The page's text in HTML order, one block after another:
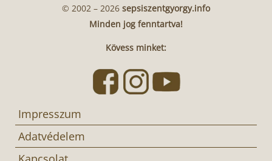
© 2002 – 2026 sepsiszentgyorgy.info
Minden jog fenntartva!
Kövess minket:
Impresszum
Adatvédelem